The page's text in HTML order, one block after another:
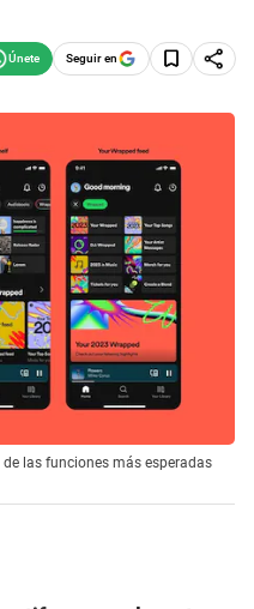
Seguir en
las funciones más esperadas